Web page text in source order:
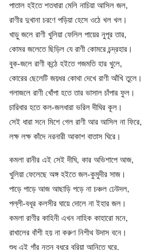
পাতাল হইতে শতধারা মেলি নাচিয়া আসিল জল,
রাণীর দুখানা চরণে পড়িয়া হেসে ওঠে খল খল।
খাড়ু জলে রাণী খুলিয়া ফেলিল পায়ের নুপূর তার,
কোমর জলেতে ছিড়িল যে রাণী কোমরে চন্দ্রহার।
বুক-জলে রাণী কন্ঠে হইতে গজমতি হার খুলে,
কোরের ছেলেটি জয়ধর কোথা দেখে রাণী আঁখি তুলে।
গলাজলে রাণী খোঁপা হতে তার ভাসাল চাঁপার ফুল।
চারিধার হতে কল-জলধারা ভরিল দীঘির কূল।
সেই ধারা সনে মিশে গেল রাণী আর আসিল না ফিরে,
লক্ষ লক্ষ কাঁদে নরনারী আকাশ বাতাস ঘিরে।
কমলা রানীর এই সেই দীঘি, কার অভিশাপে আজ,
খুলিয়া ফেলেছে অঙ্গ হইতে জল-কুমুদীর সাজ।
পাড়ে পাড়ে আজ আছাড়ি পড়ে না চঞ্চল ঢেউদল,
পল্লী-বধূর কলসীর ঘায়ে দোলে না ইহার জল।
কমলা রাণীর কাহিনী এখন নাহিক কাহারো মনে,
রাখালের বাঁশী হয় না করুণ নিশীথ উদাস বনে।
শুধু এই গাঁর নূতন বধূরে বরিয়া আনিতে ঘরে,